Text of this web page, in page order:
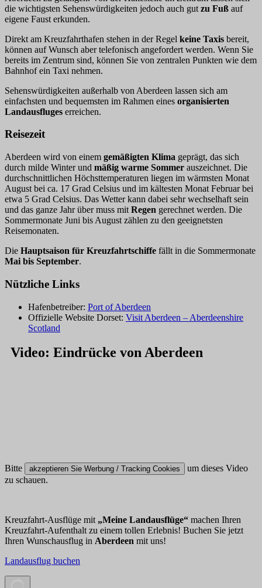
die wichtigsten Sehenswürdigkeiten jedoch auch gut zu Fuß auf
eigene Faust erkunden.
Direkt am Kreuzfahrthafen stehen in der Regel keine Taxis bereit,
können auf Wunsch aber telefonisch angefordert werden. Wenn Sie
bereits im Zentrum sind, können Sie von zentralen Punkten wie dem
Bahnhof ein Taxi nehmen.
Sehenswürdigkeiten außerhalb von Aberdeen lassen sich am
einfachsten und bequemsten im Rahmen eines organisierten
Landausfluges erreichen.
Reisezeit
Aberdeen wird von einem gemäßigten Klima geprägt, das sich
durch milde Winter und mäßig warme Sommer auszeichnet. Die
durchschnittlichen Höchsttemperaturen liegen im wärmsten Monat
August bei ca. 17 Grad Celsius und im kältesten Monat Februar bei
etwa 5 Grad Celsius. Das Wetter kann dabei sehr wechselhaft sein
und das ganze Jahr über muss mit Regen gerechnet werden. Die
Sommermonate Juni bis August zählen zu den geeignetsten
Reisemonaten.
Die Hauptsaison für Kreuzfahrtschiffe fällt in die Sommermonate
Mai bis September.
Nützliche Links
Hafenbetreiber: Port of Aberdeen
Offizielle Website Dorset: Visit Aberdeen – Aberdeenshire
Scotland
Video: Eindrücke von Aberdeen
Bitte akzeptieren Sie Werbung / Tracking Cookies
um dieses Video
zu schauen.
Kreuzfahrt-Ausflüge mit „Meine Landausflüge“ machen Ihren
Kreuzfahrt-Aufenthalt zu einem tollen Erlebnis! Buchen Sie jetzt
Ihren Wunschausflug in Aberdeen mit uns!
Landausflug buchen